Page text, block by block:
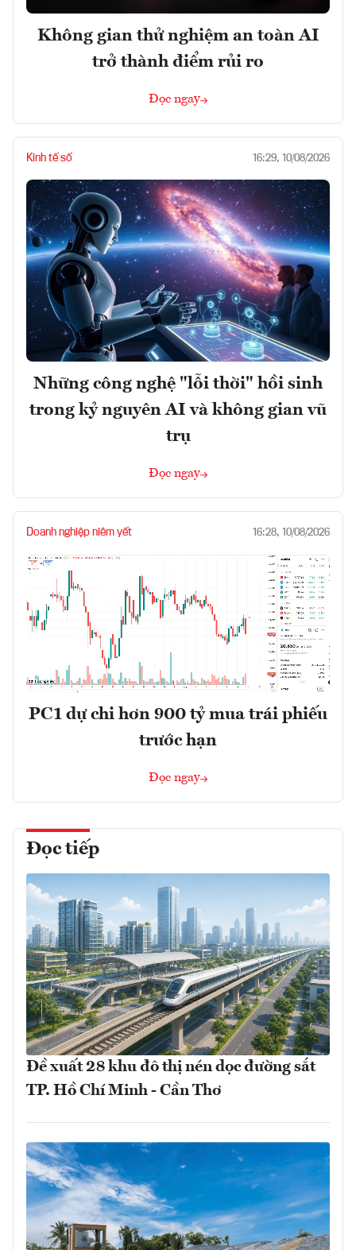
Không gian thử nghiệm an toàn AI
trở thành điểm rủi ro
Đọc ngay
Kinh tế số 16:29, 10/08/2026
Những công nghệ "lỗi thời" hồi sinh
trong kỷ nguyên AI và không gian vũ
trụ
Đọc ngay
Doanh nghiệp niêm yết 16:28, 10/08/2026
PC1 dự chi hơn 900 tỷ mua trái phiếu
trước hạn
Đọc ngay
Đọc tiếp
Đề xuất 28 khu đô thị nén dọc đường sắt
TP. Hồ Chí Minh - Cần Thơ